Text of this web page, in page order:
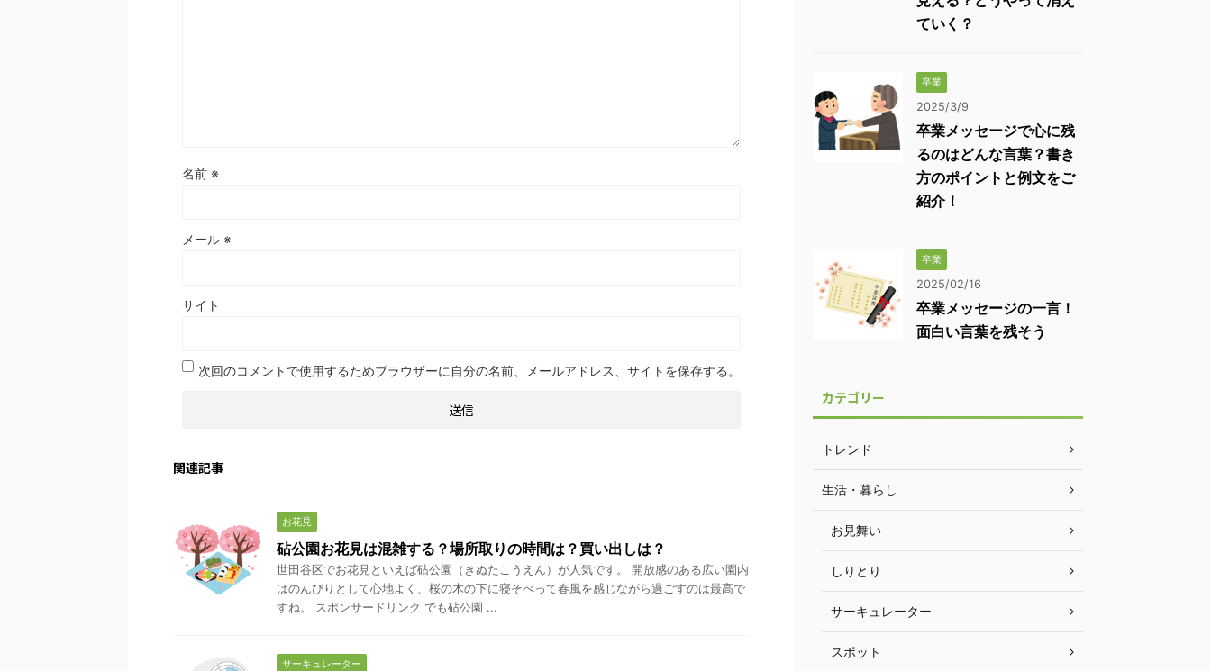
名前 ※
メール ※
サイト
次回のコメントで使用するためブラウザーに自分の名前、メールアドレス、サイトを保存する。
関連記事
お花見
砧公園お花見は混雑する？場所取りの時間は？買い出しは？
世田谷区でお花見といえば砧公園（きぬたこうえん）が人気です。 開放感のある広い園内
はのんびりとして心地よく、桜の木の下に寝そべって春風を感じながら過ごすのは最高で
すね。 スポンサードリンク でも砧公園 ...
サーキュレーター
ていく？
卒業
2025/3/9
卒業メッセージで心に残
るのはどんな言葉？書き
方のポイントと例文をご
紹介！
卒業
2025/02/16
卒業メッセージの一言！
面白い言葉を残そう
カテゴリー
トレンド
生活・暮らし
お見舞い
しりとり
サーキュレーター
スポット